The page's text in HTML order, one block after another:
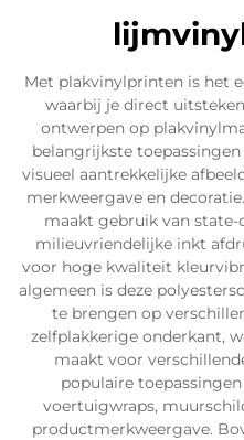
Met plakvinylprinten is het
waarbij je direct
ontwerpen op
belangrijkste
visueel aantrekkelijke
merkweergave en
maakt gebruik van
milieuvriendelijke inkt
voor hoge kwaliteit
algemeen is deze
te brengen op
zelfplakkerige onderkant,
maakt voor
populaire
voertuigwraps,
productmerkweergave.